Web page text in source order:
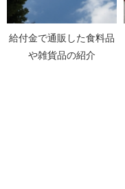
給付金で通販した食料品
や雑貨品の紹介